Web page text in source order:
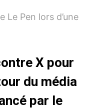
Le Pen lors d’une
X pour
du média
par le